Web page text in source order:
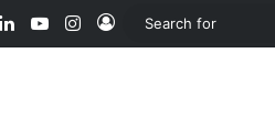
LinkedInYouTubeInstagram
Log In